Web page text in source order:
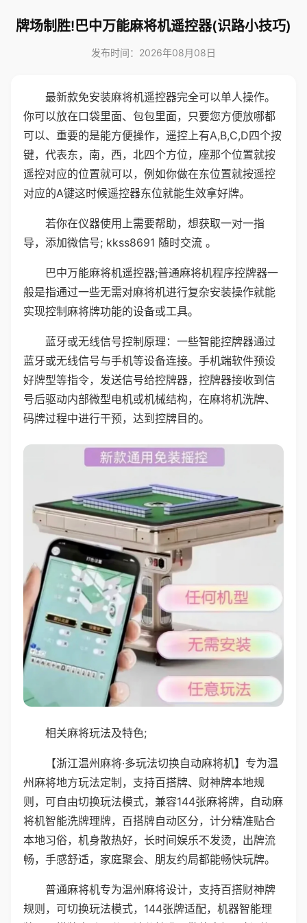
牌场制胜!巴中万能麻将机遥控器(识路小技巧)
发布时间：2026年08月08日
最新款免安装麻将机遥控器完全可以单人操作。
你可以放在口袋里面、包包里面，只要您方便放哪都
可以、重要的是能方便操作，遥控上有A,B,C,D四个按
键，代表东，南，西，北四个方位，座那个位置就按
遥控对应的位置就可以，例如你做在东位置就按遥控
对应的A键这时候遥控器东位就能生效拿好牌。
若你在仪器使用上需要帮助，想获取一对一指
导，添加微信号; kkss8691 随时交流 。
巴中万能麻将机遥控器;普通麻将机程序控牌器一
般是指通过一些无需对麻将机进行复杂安装操作就能
实现控制麻将牌功能的设备或工具。
蓝牙或无线信号控制原理：一些智能控牌器通过
蓝牙或无线信号与手机等设备连接。手机端软件预设
好牌型等指令，发送信号给控牌器，控牌器接收到信
号后驱动内部微型电机或机械结构，在麻将机洗牌、
码牌过程中进行干预，达到控牌目的。
相关麻将玩法及特色;
【浙江温州麻将·多玩法切换自动麻将机】专为温
州麻将地方玩法定制，支持百搭牌、财神牌本地规
则，可自由切换玩法模式，兼容144张麻将牌，自动麻
将机智能洗牌理牌，百搭牌自动区分，计分精准贴合
本地习俗，机身散热好，长时间娱乐不发烫，出牌流
畅，手感舒适，家庭聚会、朋友约局都能畅快玩牌。
普通麻将机专为温州麻将设计，支持百搭财神牌
规则，可切换玩法模式，144张牌适配，机器智能理